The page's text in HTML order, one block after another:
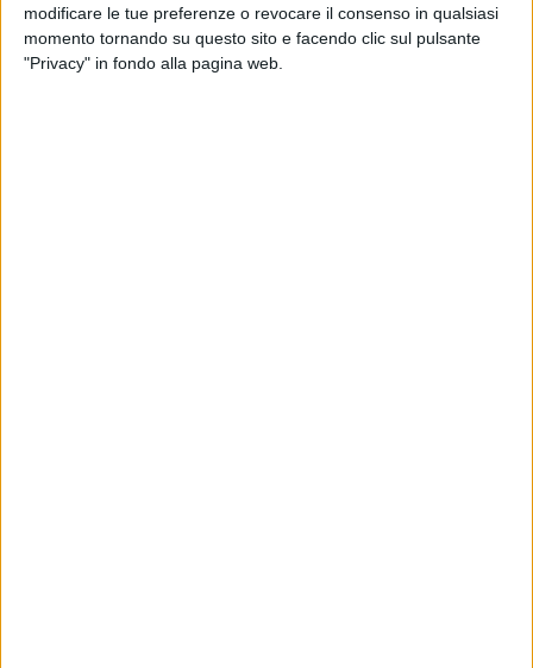
modificare le tue preferenze o revocare il consenso in qualsiasi
momento tornando su questo sito e facendo clic sul pulsante
"Privacy" in fondo alla pagina web.